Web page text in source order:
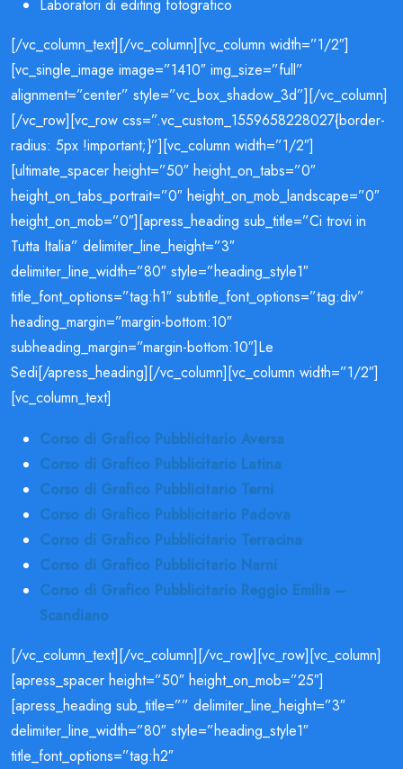
Laboratori di editing fotografico
[/vc_column_text][/vc_column][vc_column width=”1/2″]
[vc_single_image image=”1410″ img_size=”full”
alignment=”center” style=”vc_box_shadow_3d”][/vc_column]
[/vc_row][vc_row css=”.vc_custom_1559658228027{border-
radius: 5px !important;}”][vc_column width=”1/2″]
[ultimate_spacer height=”50″ height_on_tabs=”0″
height_on_tabs_portrait=”0″ height_on_mob_landscape=”0″
height_on_mob=”0″][apress_heading sub_title=”Ci trovi in
Tutta Italia” delimiter_line_height=”3″
delimiter_line_width=”80″ style=”heading_style1″
title_font_options=”tag:h1″ subtitle_font_options=”tag:div”
heading_margin=”margin-bottom:10″
subheading_margin=”margin-bottom:10″]Le
Sedi[/apress_heading][/vc_column][vc_column width=”1/2″]
[vc_column_text]
Corso di Grafico Pubblicitario Aversa
Corso di Grafico Pubblicitario Latina
Corso di Grafico Pubblicitario Terni
Corso di Grafico Pubblicitario Padova
Corso di Grafico Pubblicitario Terracina
Corso di Grafico Pubblicitario Narni
Corso di Grafico Pubblicitario Reggio Emilia –
Scandiano
[/vc_column_text][/vc_column][/vc_row][vc_row][vc_column]
[apress_spacer height=”50″ height_on_mob=”25″]
[apress_heading sub_title=”” delimiter_line_height=”3″
delimiter_line_width=”80″ style=”heading_style1″
title_font_options=”tag:h2″